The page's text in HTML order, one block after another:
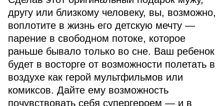
другу или близкому человеку, вы, возможно,
воплотите в жизнь его детскую мечту —
парение в свободном потоке, которое
раньше бывало только во сне. Ваш ребенок
будет в восторге от возможности полетать в
воздухе как герой мультфильмов или
комиксов. Дайте ему возможность
почувствовать себя супергероем — и в